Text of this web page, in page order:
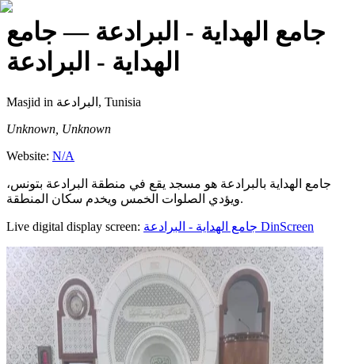
جامع الهداية - البرادعة — جامع
الهداية - البرادعة
Masjid
in البرادعة, Tunisia
Unknown, Unknown
Website: N/A
جامع الهداية بالبرادعة هو مسجد يقع في منطقة البرادعة بتونس،
ويؤدي الصلوات الخمس ويخدم سكان المنطقة.
Live digital display screen: جامع الهداية - البرادعة DinScreen